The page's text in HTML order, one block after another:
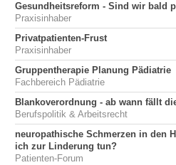
Gesundheitsreform - Sind wir bald
Praxisinhaber
Privatpatienten-Frust
Praxisinhaber
Gruppentherapie Planung Pädiatrie
Fachbereich Pädiatrie
Blankoverordnung - ab wann fällt
Berufspolitik & Arbeitsrecht
neuropathische Schmerzen in den
ich zur Linderung tun?
Patienten-Forum